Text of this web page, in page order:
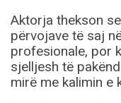
Aktorja thekson
përvojave të saj
profesionale, por
sjelljesh të
mirë me kalimin e